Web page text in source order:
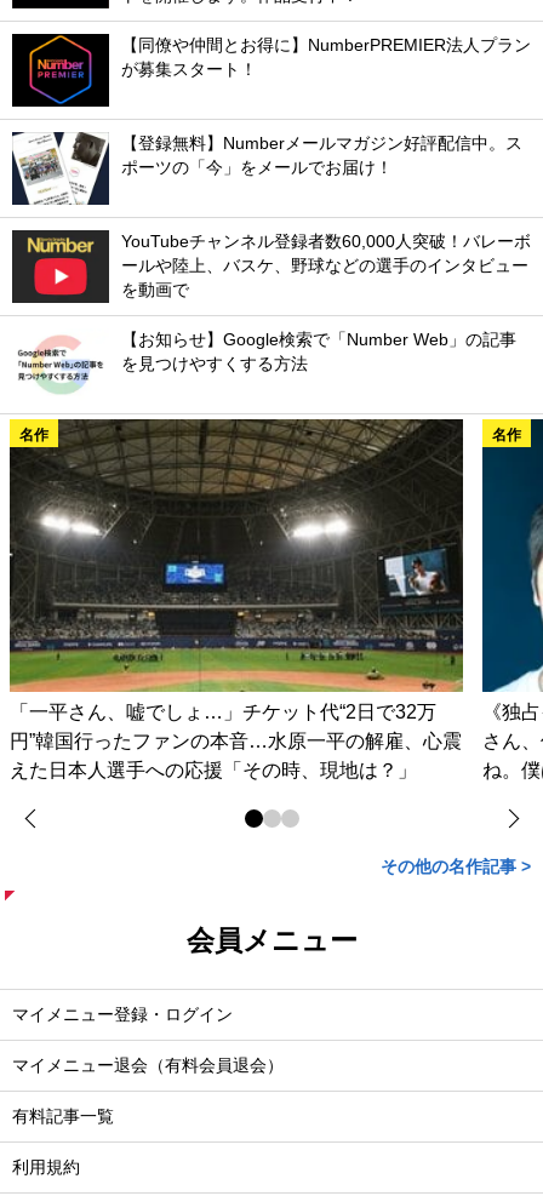
【同僚や仲間とお得に】NumberPREMIER法人プラン
が募集スタート！
【登録無料】Numberメールマガジン好評配信中。ス
ポーツの「今」をメールでお届け！
YouTubeチャンネル登録者数60,000人突破！バレーボ
ールや陸上、バスケ、野球などの選手のインタビュー
を動画で
【お知らせ】Google検索で「Number Web」の記事
を見つけやすくする方法
名作
「一平さん、嘘でしょ…」チケット代“2日で32万
円”韓国行ったファンの本音…水原一平の解雇、心震
えた日本人選手への応援「その時、現地は？」
名作
《独
さん
ね。
その他の名作記事 >
会員メニュー
マイメニュー登録・ログイン
マイメニュー退会（有料会員退会）
有料記事一覧
利用規約